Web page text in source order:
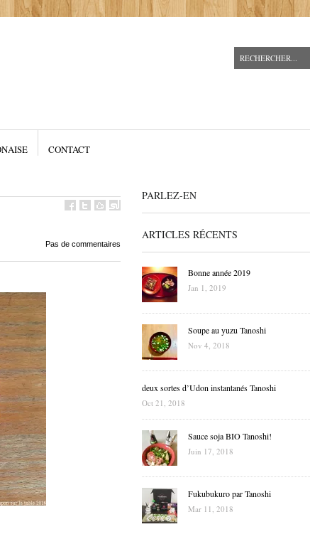
CONTACT
Pas de commentaires
PARLEZ-EN
ARTICLES RÉCENTS
Bonne année 2019
Jan 1, 2019
Soupe au yuzu Tanoshi
Nov 4, 2018
deux sortes d’Udon instantanés Tanoshi
Oct 21, 2018
Sauce soja BIO Tanoshi!
Juin 17, 2018
Fukubukuro par Tanoshi
Mar 11, 2018